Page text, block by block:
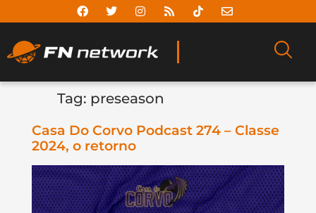
Tag: preseason
Casa Do Corvo Podcast 274 – Classe
2024, o retorno